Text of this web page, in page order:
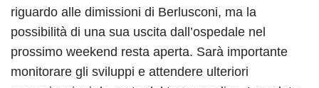
riguardo alle dimissioni di Berlusconi, ma la
possibilità di una sua uscita dall’ospedale nel
prossimo weekend resta aperta. Sarà importante
monitorare gli sviluppi e attendere ulteriori